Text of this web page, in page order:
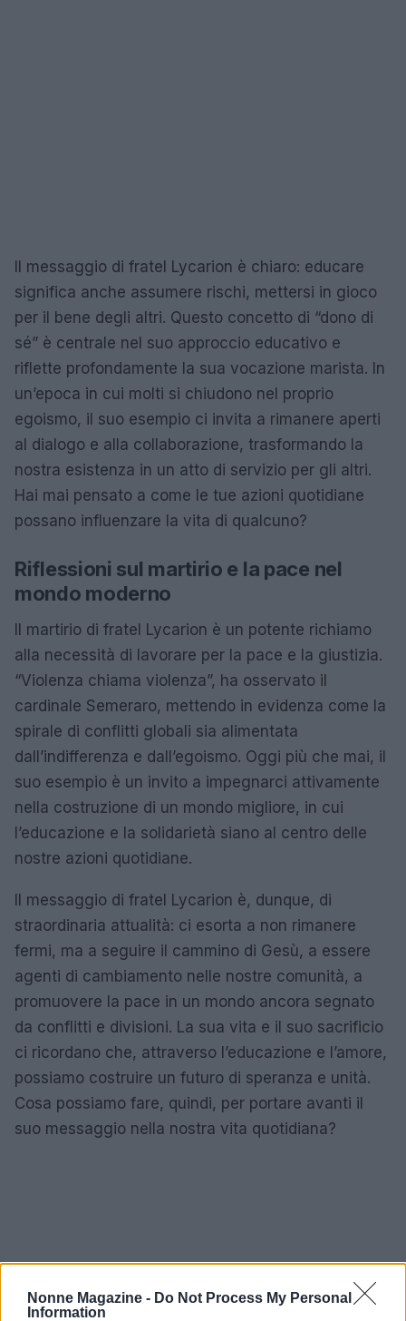
Nonne Magazine - Do Not Process My Personal
Information
Il messaggio di fratel Lycarion è chiaro: educare
significa anche assumere rischi, mettersi in gioco
per il bene degli altri. Questo concetto di “dono di
sé” è centrale nel suo approccio educativo e
riflette profondamente la sua vocazione marista. In
un’epoca in cui molti si chiudono nel proprio
egoismo, il suo esempio ci invita a rimanere aperti
al dialogo e alla collaborazione, trasformando la
nostra esistenza in un atto di servizio per gli altri.
Hai mai pensato a come le tue azioni quotidiane
possano influenzare la vita di qualcuno?
Riflessioni sul martirio e la pace nel
mondo moderno
Il martirio di fratel Lycarion è un potente richiamo
alla necessità di lavorare per la pace e la giustizia.
“Violenza chiama violenza”, ha osservato il
cardinale Semeraro, mettendo in evidenza come la
spirale di conflitti globali sia alimentata
dall’indifferenza e dall’egoismo. Oggi più che mai, il
suo esempio è un invito a impegnarci attivamente
nella costruzione di un mondo migliore, in cui
l’educazione e la solidarietà siano al centro delle
nostre azioni quotidiane.
Il messaggio di fratel Lycarion è, dunque, di
straordinaria attualità: ci esorta a non rimanere
fermi, ma a seguire il cammino di Gesù, a essere
agenti di cambiamento nelle nostre comunità, a
promuovere la pace in un mondo ancora segnato
da conflitti e divisioni. La sua vita e il suo sacrificio
ci ricordano che, attraverso l’educazione e l’amore,
possiamo costruire un futuro di speranza e unità.
Cosa possiamo fare, quindi, per portare avanti il
suo messaggio nella nostra vita quotidiana?